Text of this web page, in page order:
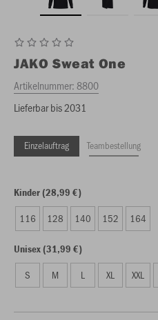
JAKO Sweat One
Artikelnummer:8800
Lieferbar bis 2031
Einzelauftrag Teambestellung
Kinder (28,99 €)
116 128 140 152 164
Unisex (31,99 €)
S M L XL XXL